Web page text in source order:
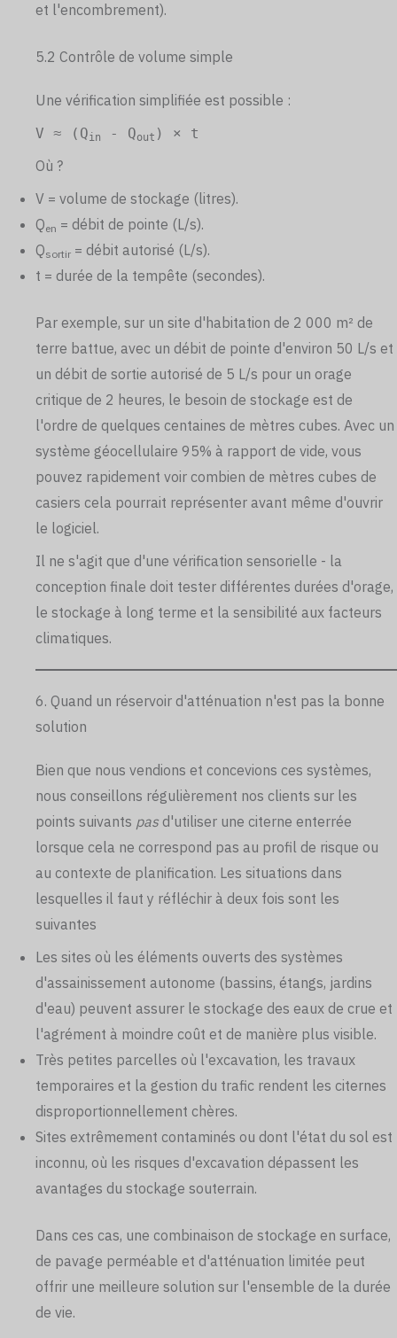
et l'encombrement).
5.2 Contrôle de volume simple
Une vérification simplifiée est possible :
V ≈ (Qin - Qout ) × t
Où ?
V = volume de stockage (litres).
Qen = débit de pointe (L/s).
Qsortir = débit autorisé (L/s).
t = durée de la tempête (secondes).
Par exemple, sur un site d'habitation de 2 000 m² de
terre battue, avec un débit de pointe d'environ 50 L/s et
un débit de sortie autorisé de 5 L/s pour un orage
critique de 2 heures, le besoin de stockage est de
l'ordre de quelques centaines de mètres cubes. Avec un
système géocellulaire 95% à rapport de vide, vous
pouvez rapidement voir combien de mètres cubes de
casiers cela pourrait représenter avant même d'ouvrir
le logiciel.
Il ne s'agit que d'une vérification sensorielle - la
conception finale doit tester différentes durées d'orage,
le stockage à long terme et la sensibilité aux facteurs
climatiques.
6. Quand un réservoir d'atténuation n'est pas la bonne
solution
Bien que nous vendions et concevions ces systèmes,
nous conseillons régulièrement nos clients sur les
points suivants pas d'utiliser une citerne enterrée
lorsque cela ne correspond pas au profil de risque ou
au contexte de planification. Les situations dans
lesquelles il faut y réfléchir à deux fois sont les
suivantes
Les sites où les éléments ouverts des systèmes
d'assainissement autonome (bassins, étangs, jardins
d'eau) peuvent assurer le stockage des eaux de crue et
l'agrément à moindre coût et de manière plus visible.
Très petites parcelles où l'excavation, les travaux
temporaires et la gestion du trafic rendent les citernes
disproportionnellement chères.
Sites extrêmement contaminés ou dont l'état du sol est
inconnu, où les risques d'excavation dépassent les
avantages du stockage souterrain.
Dans ces cas, une combinaison de stockage en surface,
de pavage perméable et d'atténuation limitée peut
offrir une meilleure solution sur l'ensemble de la durée
de vie.